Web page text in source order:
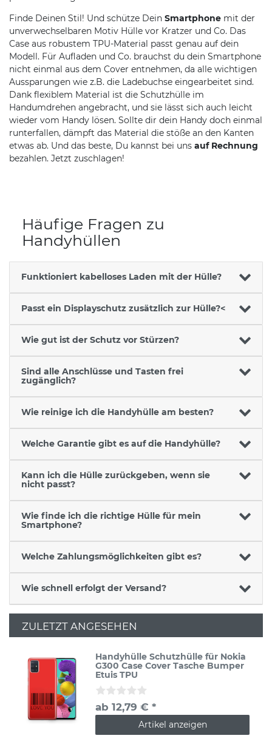
Finde Deinen Stil! Und schütze Dein Smartphone mit der
unverwechselbaren Motiv Hülle vor Kratzer und Co. Das
Case aus robustem TPU-Material passt genau auf dein
Modell. Für Aufladen und Co. brauchst du dein Smartphone
nicht einmal aus dem Cover entnehmen, da alle wichtigen
Aussparungen wie z.B. die Ladebuchse eingearbeitet sind.
Dank flexiblem Material ist die Schutzhülle im
Handumdrehen angebracht, und sie lässt sich auch leicht
wieder vom Handy lösen. Sollte dir dein Handy doch einmal
runterfallen, dämpft das Material die stöße an den Kanten
etwas ab. Und das beste, Du kannst bei uns auf Rechnung
bezahlen. Jetzt zuschlagen!
Häufige Fragen zu
Handyhüllen
Funktioniert kabelloses Laden mit der Hülle?
Passt ein Displayschutz zusätzlich zur Hülle?<
Wie gut ist der Schutz vor Stürzen?
Sind alle Anschlüsse und Tasten frei
zugänglich?
Wie reinige ich die Handyhülle am besten?
Welche Garantie gibt es auf die Handyhülle?
Kann ich die Hülle zurückgeben, wenn sie
nicht passt?
Wie finde ich die richtige Hülle für mein
Smartphone?
Welche Zahlungsmöglichkeiten gibt es?
Wie schnell erfolgt der Versand?
ZULETZT ANGESEHEN
Handyhülle Schutzhülle für Nokia
G300 Case Cover Tasche Bumper
Etuis TPU
ab 12,79 € *
Artikel anzeigen